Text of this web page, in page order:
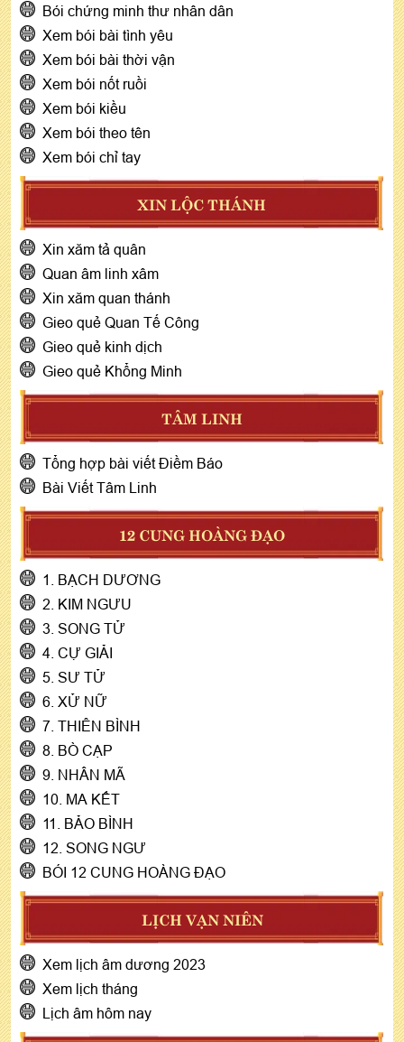
Bói chứng minh thư nhân dân
Xem bói bài tình yêu
Xem bói bài thời vận
Xem bói nốt ruồi
Xem bói kiều
Xem bói theo tên
Xem bói chỉ tay
XIN LỘC THÁNH
Xin xăm tả quân
Quan âm linh xâm
Xin xăm quan thánh
Gieo quẻ Quan Tế Công
Gieo quẻ kinh dịch
Gieo quẻ Khổng Minh
TÂM LINH
Tổng hợp bài viết Điềm Báo
Bài Viết Tâm Linh
12 CUNG HOÀNG ĐẠO
1. BẠCH DƯƠNG
2. KIM NGƯU
3. SONG TỬ
4. CỰ GIẢI
5. SƯ TỬ
6. XỬ NỮ
7. THIÊN BÌNH
8. BÒ CẠP
9. NHÂN MÃ
10. MA KẾT
11. BẢO BÌNH
12. SONG NGƯ
BÓI 12 CUNG HOÀNG ĐẠO
LỊCH VẠN NIÊN
Xem lịch âm dương 2023
Xem lịch tháng
Lịch âm hôm nay